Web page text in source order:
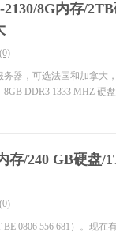
8G内存/
器，可选法国和加拿大
DDR3 1333 MHZ 硬
存/240 GB硬盘/
0806 556 681）。现